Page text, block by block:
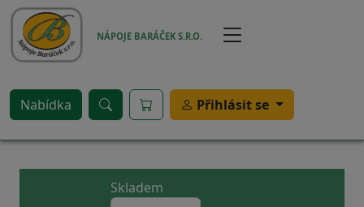
Přejít k hlavnímu obsahu
NÁPOJE BARÁČEK S.R.O.
Nabídka Přihlásit se
Skladem